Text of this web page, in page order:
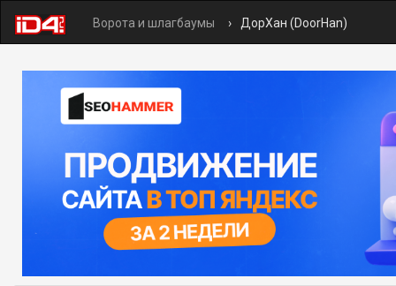
Ворота и шлагбаумы ДорХан (DoorHan)